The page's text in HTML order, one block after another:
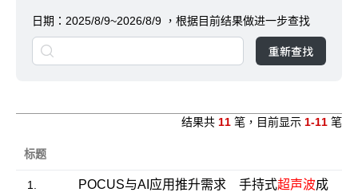
日期： 2025/8/9~2026/8/9 ，根据目前结果做进一步查找
重新查找
结果共 11 笔，目前显示 1-11 笔
标题
1. POCUS与AI应用推升需求 手持式超声波成